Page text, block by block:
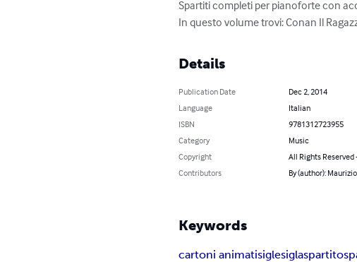
Spartiti completi per pianoforte con
In questo volume trovi: Conan Il
Details
Publication Date
Dec 2, 2014
Language
Italian
ISBN
9781312723955
Category
Music
Copyright
All Rights
Contributors
By (author):
Keywords
cartoni animatisiglesiglaspartito